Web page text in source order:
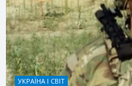
УКРАЇНА І СВІТ